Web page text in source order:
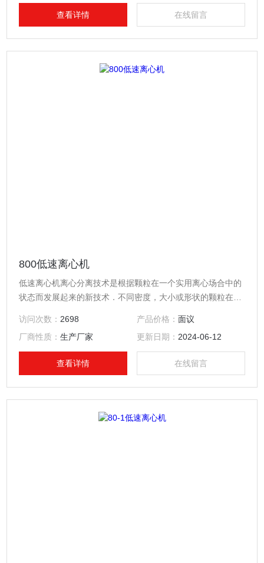
细胞成份、核蛋白微粒等． 本机采用无刷电机，微机控制（转
速、离心力、定时时间均有数字显示），并具有RC
查看详情 在线留言
800低速离心机
低速离心机离心分离技术是根据颗粒在一个实用离心场合中的
状态而发展起来的新技术．不同密度，大小或形状的颗粒在不
物，可以用离心的方法加以分离．例如；收集细胞，分离血浆
／病毒／大肠杆菌／亚细胞成份／核蛋白颗粒等．
访问次数： 2698 产品价格： 面议
厂商性质：生产厂家 更新日期： 2024-06-12
查看详情 在线留言